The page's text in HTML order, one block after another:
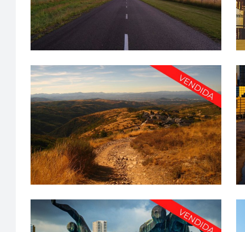
A Coruña·Farmacia semiurbana Más de 2.000.000€
FARMACIA A UN PASO DE A CORUÑA CIUDAD –
PFG1430
A Coruña·De 750.000€-1.000.000€·Farmacia urbana